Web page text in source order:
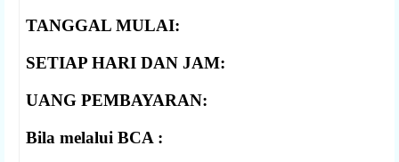
TANGGAL MULAI:
SETIAP HARI DAN JAM:
UANG PEMBAYARAN:
Bila melalui BCA :